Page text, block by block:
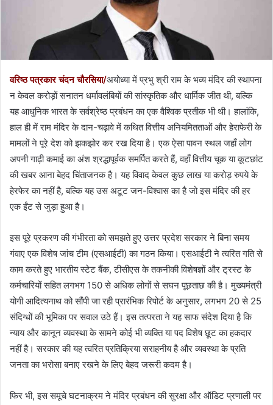
वरिष्ठ पत्रकार चंदन चौरसिया/अयोध्या में प्रभु श्री राम के भव्य मंदिर की स्थापना
न केवल करोड़ों सनातन धर्मावलंबियों की सांस्कृतिक और धार्मिक जीत थी, बल्कि
यह आधुनिक भारत के सर्वश्रेष्ठ प्रबंधन का एक वैश्विक प्रतीक भी थी। हालांकि,
हाल ही में राम मंदिर के दान-चढ़ावे में कथित वित्तीय अनियमितताओं और हेराफेरी के
मामलों ने पूरे देश को झकझोर कर रख दिया है। एक ऐसा पावन स्थल जहाँ लोग
अपनी गाढ़ी कमाई का अंश श्रद्धापूर्वक समर्पित करते हैं, वहाँ वित्तीय चूक या कूटछांट
की खबर आना बेहद चिंताजनक है। यह विवाद केवल कुछ लाख या करोड़ रुपये के
हेरफेर का नहीं है, बल्कि यह उस अटूट जन-विश्वास का है जो इस मंदिर की हर
एक ईंट से जुड़ा हुआ है।
इस पूरे प्रकरण की गंभीरता को समझते हुए उत्तर प्रदेश सरकार ने बिना समय
गंवाए एक विशेष जांच टीम (एसआईटी) का गठन किया। एसआईटी ने त्वरित गति से
काम करते हुए भारतीय स्टेट बैंक, टीसीएस के तकनीकी विशेषज्ञों और ट्रस्ट के
कर्मचारियों सहित लगभग 150 से अधिक लोगों से सघन पूछताछ की है। मुख्यमंत्री
योगी आदित्यनाथ को सौंपी जा रही प्रारंभिक रिपोर्ट के अनुसार, लगभग 20 से 25
संदिग्धों की भूमिका पर सवाल उठे हैं। इस तत्परता ने यह साफ संदेश दिया है कि
न्याय और कानून व्यवस्था के सामने कोई भी व्यक्ति या पद विशेष छूट का हकदार
नहीं है। सरकार की यह त्वरित प्रतिक्रिया सराहनीय है और व्यवस्था के प्रति
जनता का भरोसा बनाए रखने के लिए बेहद जरूरी कदम है।
फिर भी, इस समूचे घटनाक्रम ने मंदिर प्रबंधन की सुरक्षा और ऑडिट प्रणाली पर